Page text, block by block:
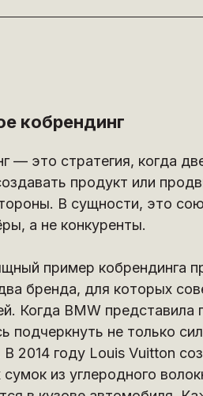
— это стратегия, когда
продукт или
В сущности, это
а не конкуренты.
пример кобрендинга
бренда, для которых
Когда BMW представила
подчеркнуть не только
2014 году Louis Vuitton
из углеродного
кобрендинг